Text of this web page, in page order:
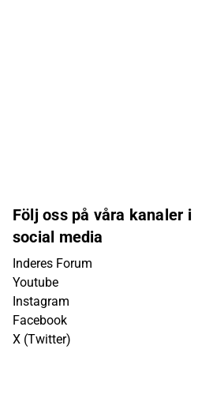
Följ oss på våra kanaler i
social media
Inderes Forum
Youtube
Instagram
Facebook
X (Twitter)